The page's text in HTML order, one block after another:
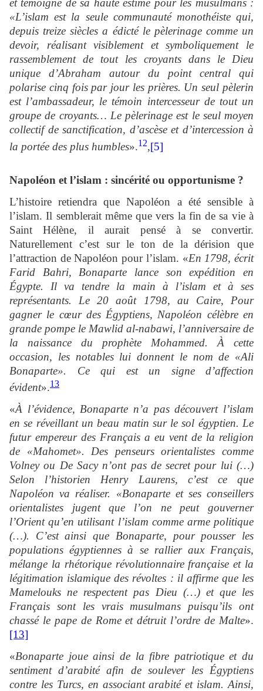
et témoigne de sa haute estime pour les musulmans :
«L’islam est la seule communauté monothéiste qui,
depuis treize siècles a édicté le pèlerinage comme un
devoir, réalisant visiblement et symboliquement le
rassemblement de tout les croyants dans le Dieu
unique d’Abraham autour du point central qui
polarise cinq fois par jour les prières. Un seul pèlerin
est l’ambassadeur, le témoin intercesseur de tout un
groupe de croyants… Le pèlerinage est le seul moyen
collectif de sanctification, d’ascèse et d’intercession à
la portée des plus humbles».12,[5]
Napoléon et l’islam : sincérité ou opportunisme ?
L’histoire retiendra que Napoléon a été sensible à
l’islam. Il semblerait même que vers la fin de sa vie à
Saint Hélène, il aurait pensé à se convertir.
Naturellement c’est sur le ton de la dérision que
l’attraction de Napoléon pour l’islam. «En 1798, écrit
Farid Bahri, Bonaparte lance son expédition en
Égypte. Il va tendre la main à l’islam et à ses
représentants. Le 20 août 1798, au Caire, Pour
gagner le cœur des Égyptiens, Napoléon célèbre en
grande pompe le Mawlid al-nabawi, l’anniversaire de
la naissance du prophète Mohammed. À cette
occasion, les notables lui donnent le nom de «Ali
Bonaparte». Ce qui est un signe d’affection
évident».13
«À l’évidence, Bonaparte n’a pas découvert l’islam
en se réveillant un beau matin sur le sol égyptien. Le
futur empereur des Français a eu vent de la religion
de «Mahomet». Des penseurs orientalistes comme
Volney ou De Sacy n’ont pas de secret pour lui (…)
Selon l’historien Henry Laurens, c’est ce que
Napoléon va réaliser. «Bonaparte et ses conseillers
orientalistes jugent que l’on ne peut gouverner
l’Orient qu’en utilisant l’islam comme arme politique
(…). C’est ainsi que Bonaparte, pour pousser les
populations égyptiennes à se rallier aux Français,
mélange la rhétorique révolutionnaire française et la
légitimation islamique des révoltes : il affirme que les
Mamelouks ne respectent pas Dieu (…) et que les
Français sont les vrais musulmans puisqu’ils ont
chassé le pape de Rome et détruit l’ordre de Malte».
[13]
«Bonaparte joue ainsi de la fibre patriotique et du
sentiment d’arabité afin de soulever les Égyptiens
contre les Turcs, en associant arabité et islam. Ainsi,